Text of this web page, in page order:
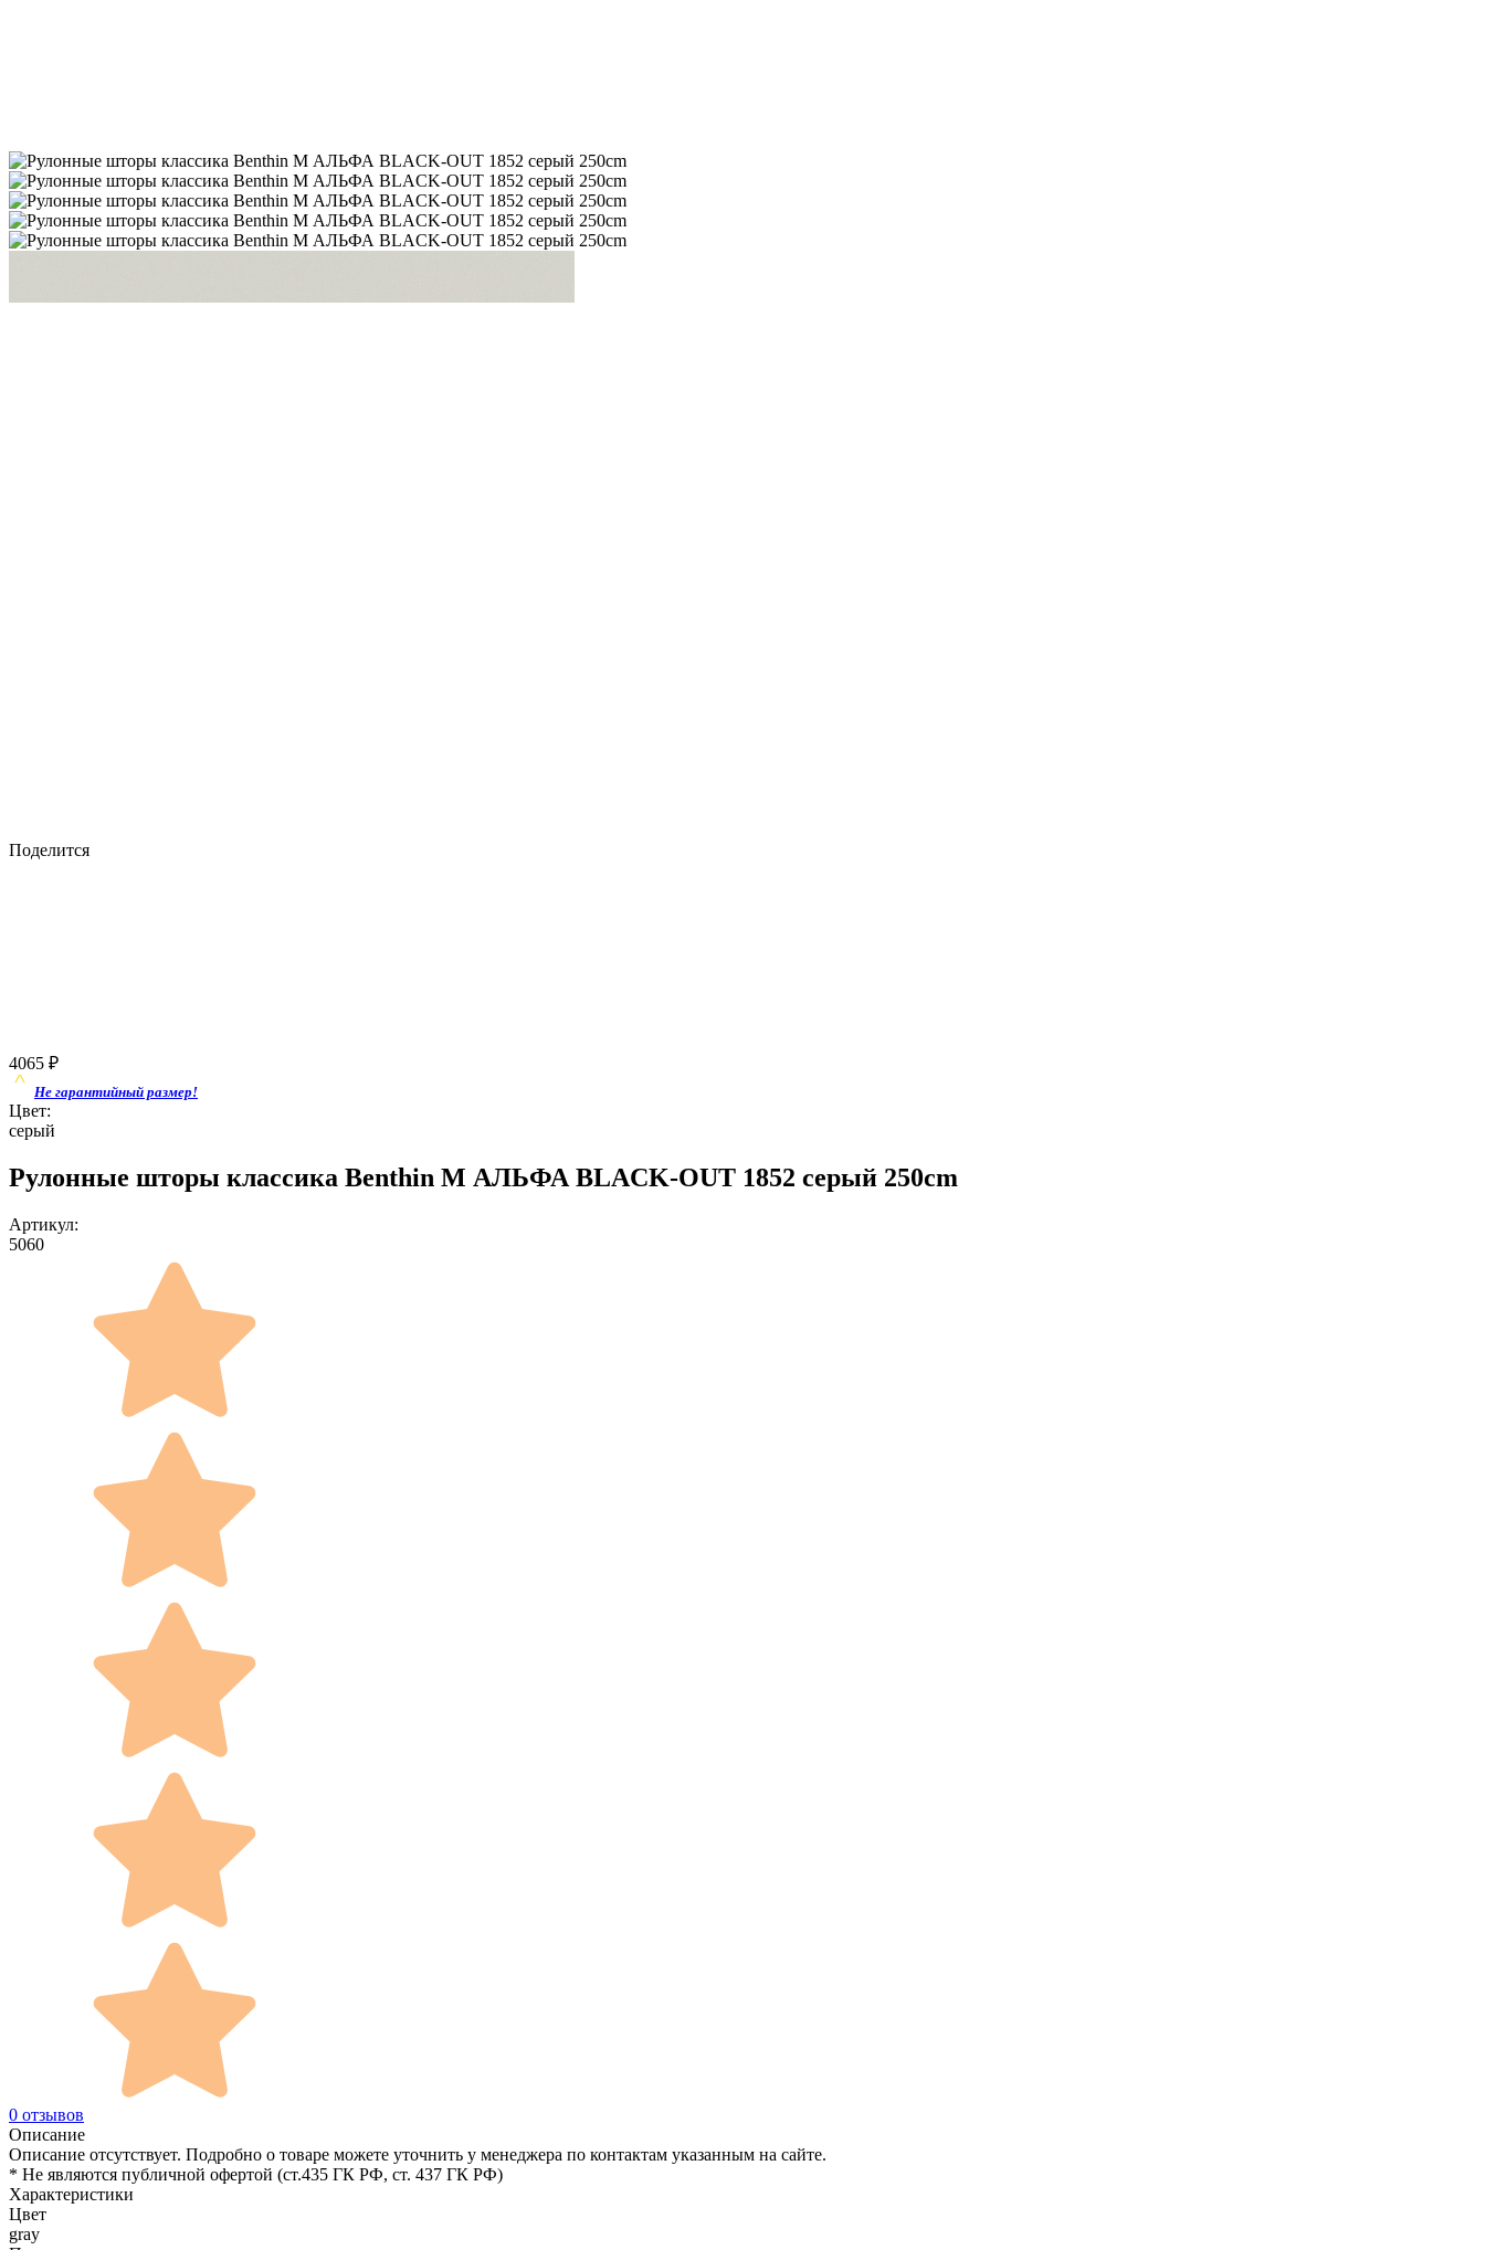
Поделится
4065 ₽
Не гарантийный размер!
Цвет:
серый
Рулонные шторы классика Benthin M АЛЬФА BLACK-OUT 1852 серый 250cm
Артикул:
5060
0 отзывов
Описание
Описание отсутствует. Подробно о товаре можете уточнить у менеджера по контактам указанным на сайте.
* Не являются публичной офертой (ст.435 ГК РФ, cт. 437 ГК РФ)
Характеристики
Цвет
gray